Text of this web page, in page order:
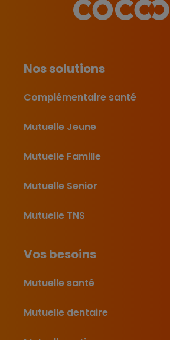
Nos solutions
Complémentaire santé
Mutuelle Jeune
Mutuelle Famille
Mutuelle Senior
Mutuelle TNS
Vos besoins
Mutuelle santé
Mutuelle dentaire